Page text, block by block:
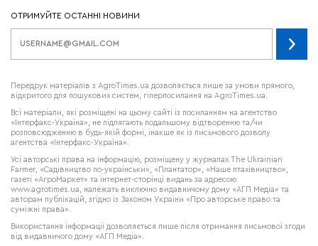
ОТРИМУЙТЕ ОСТАННІ НОВИНИ
Передрук матеріалів з AgroTimes.ua дозволяється лише за умови прямого,
відкритого для пошукових систем, гіперпосилання на AgroTimes.ua.
Всі матеріали, які розміщені на цьому сайті із посиланням на агентство
«Інтерфакс-Україна», не підлягають подальшому відтворенню та/чи
розповсюдженню в будь-якій формі, інакше як із письмового дозволу
агентства «Інтерфакс-Україна».
Усі авторські права на інформацію, розміщену у журналах The Ukrainian
Farmer , «Садівництво по-українськи», «Плантатор», «Наше птахівництво»,
газеті «АгроМаркет» та інтернет-сторінці видань за адресою
www.agrotimes.ua,
належать виключно видавничому дому «АГП Медіа» та
авторам публікацій, згідно із Законом України «Про авторське право та
суміжні права».
Використання інформації дозволяється лише після отримання письмової згоди
від видавничого дому «АГП Медіа».